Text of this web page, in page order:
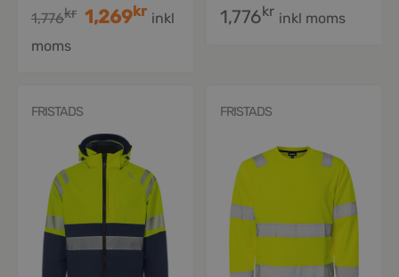
1,776kr 1,269kr inkl
moms
1,776kr inkl moms
FRISTADS FRISTADS